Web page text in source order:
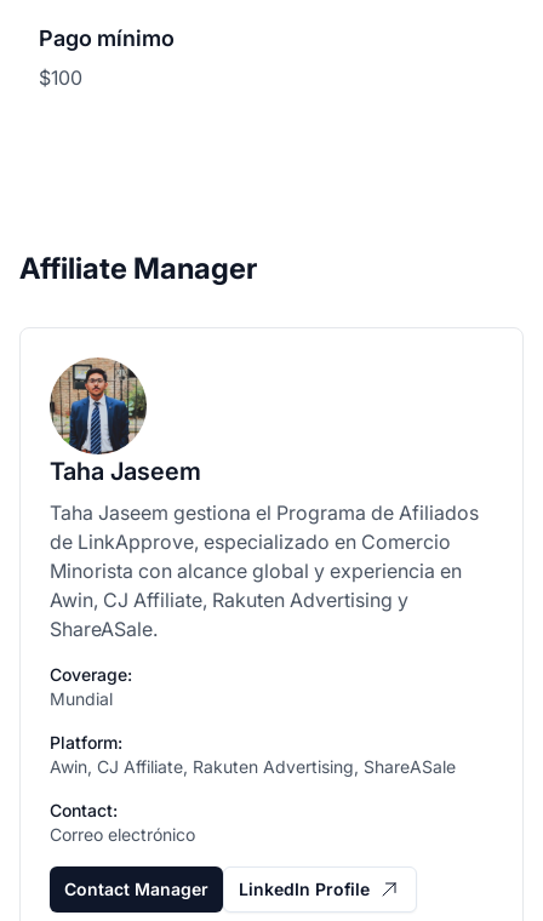
Pago mínimo
$100
Affiliate Manager
Taha Jaseem
Taha Jaseem gestiona el Programa de Afiliados
de LinkApprove, especializado en Comercio
Minorista con alcance global y experiencia en
Awin, CJ Affiliate, Rakuten Advertising y
ShareASale.
Coverage:
Mundial
Platform:
Awin, CJ Affiliate, Rakuten Advertising, ShareASale
Contact:
Correo electrónico
Contact Manager LinkedIn Profile